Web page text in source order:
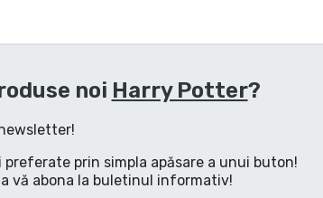
noi Harry Potter?
prin simpla apăsare a unui buton!
vă abona la buletinul informativ!